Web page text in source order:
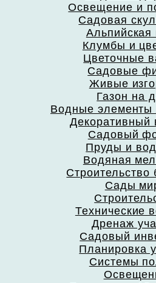
Освещение и
Садовая
Альпийская
Клумбы и
Цветочные
Садовые
Живые
Газон на
Водные
Декоративный
Садовый
Пруды и
Водяная
Строительство
Сады
Технические
Дренаж
Садовый
Планировка
Системы